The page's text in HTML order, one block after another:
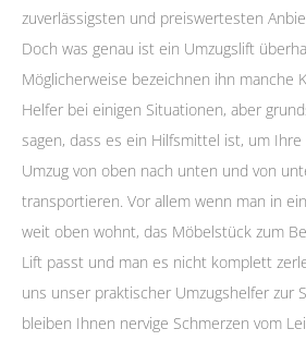
zuverlässigsten und preiswertesten
Doch was genau ist ein Umzugslift
Möglicherweise bezeichnen ihn manche
Helfer bei einigen Situationen, aber
sagen, dass es ein Hilfsmittel ist, um
Umzug von oben nach unten und von
transportieren. Vor allem wenn man in
weit oben wohnt, das Möbelstück zum
Lift passt und man es nicht komplett
uns unser praktischer Umzugshelfer zur
bleiben Ihnen nervige Schmerzen vom